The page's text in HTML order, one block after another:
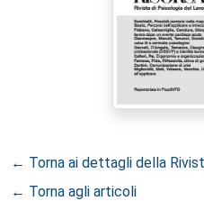
← Torna ai dettagli della
← Torna agli articoli